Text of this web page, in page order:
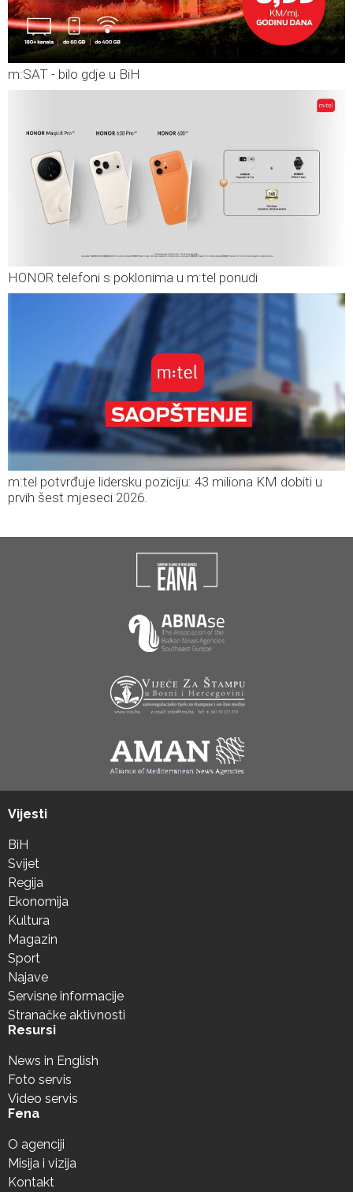
m:SAT - bilo gdje u BiH
HONOR telefoni s poklonima u m:tel ponudi
m:tel potvrđuje lidersku poziciju: 43 miliona KM dobiti u
prvih šest mjeseci 2026.
Vijesti
BiH
Svijet
Regija
Ekonomija
Kultura
Magazin
Sport
Najave
Servisne informacije
Stranačke aktivnosti
Resursi
News in English
Foto servis
Video servis
Fena
O agenciji
Misija i vizija
Kontakt